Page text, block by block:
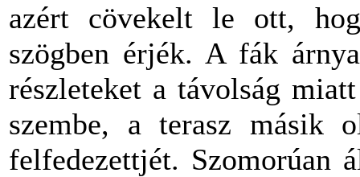
azért cövekelt le ott,
szögben érjék. A fák
részleteket a távolság
szembe, a terasz másik
felfedezettjét. Szomorúan